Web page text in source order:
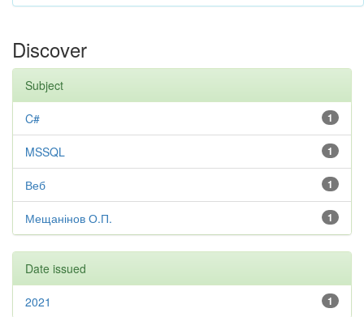
Discover
Subject
1
C#
1
MSSQL
1
Веб
1
Мещанінов О.П.
Date issued
1
2021